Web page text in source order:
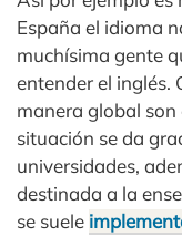
España el idioma
muchísima gente
entender el inglés.
manera global son
situación se da
universidades,
destinada a la
se suele